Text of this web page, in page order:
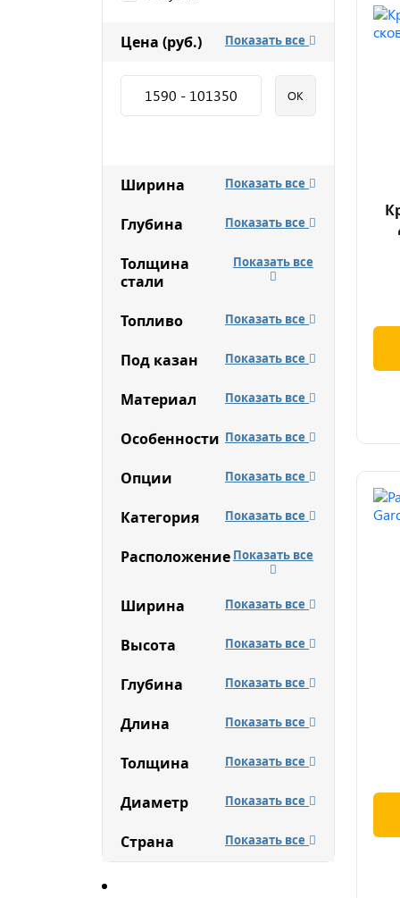
Цена (руб.) Показать все
1590 - 101350 OK
Ширина Показать все
Глубина Показать все
Толщина
стали
Показать все
Топливо Показать все
Под казан Показать все
Материал Показать все
Особенности Показать все
Опции Показать все
Категория Показать все
Расположение Показать все
Ширина Показать все
Высота Показать все
Глубина Показать все
Длина Показать все
Толщина Показать все
Диаметр Показать все
Страна Показать все